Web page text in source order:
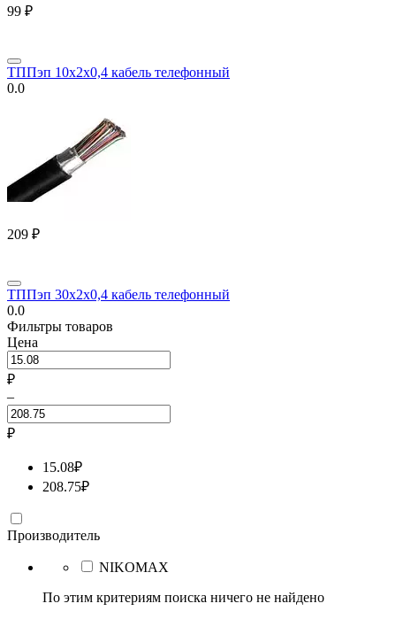
‍99‍ ₽
ТППэп 10х2х0,4 кабель телефонный
0.0
‍209‍ ₽
ТППэп 30х2х0,4 кабель телефонный
0.0
Фильтры товаров
Цена
₽
–
₽
15.08₽
208.75₽
Производитель
NIKOMAX
По этим критериям поиска ничего не найдено